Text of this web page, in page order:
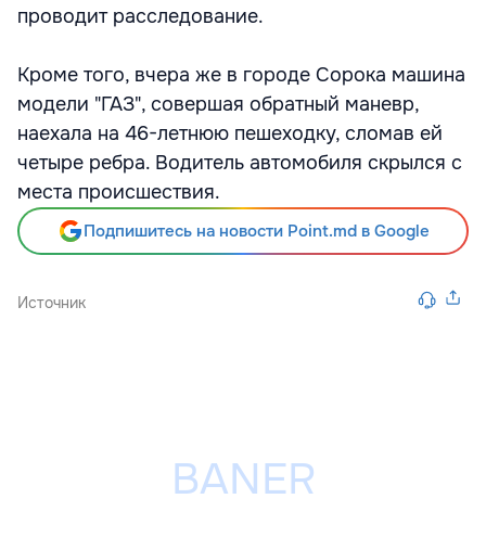
проводит расследование.
Кроме того, вчера же в городе Сорока машина
модели "ГАЗ", совершая обратный маневр,
наехала на 46-летнюю пешеходку, сломав ей
четыре ребра. Водитель автомобиля скрылся с
места происшествия.
Подпишитесь на новости Point.md в Google
Источник